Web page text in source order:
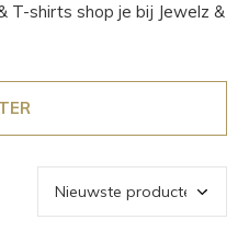
T-shirts shop je bij Jewelz &